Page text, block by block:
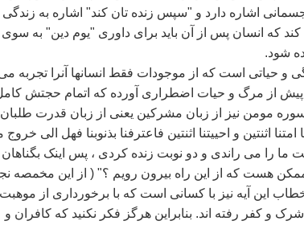
اشاره دارد و ‌"سپس زنده تان کند‌" اشاره به زندگی
که انسان پس از آن بايد برای داوری ‌"يوم دين‌" به سوی
شود.
است که از موجودات فقط انسانها آنرا تجربه
پيش از مرگ و حيات اضطراری آورده که اتمام حجتش
در قرآن کريم در آيه ۱۱ سوره مومن نيز از زبان مشرکين يعنی از زبان قدرت طلبان
اثنتين و احييتنا اثنتين فاعترفنا بذنوبنا فهل الی
ما را می راندی و دو نوبت زنده کردی ، پس اينک بگناهان
هست که از اين راه بيرون رويم ؟" ( از اين مخمصه
اين آيه نيز با کسانی است که با برخورداری از موهبت
و کفر رفته اند. بنابراين هرگز فکر نکنيد که کافران و